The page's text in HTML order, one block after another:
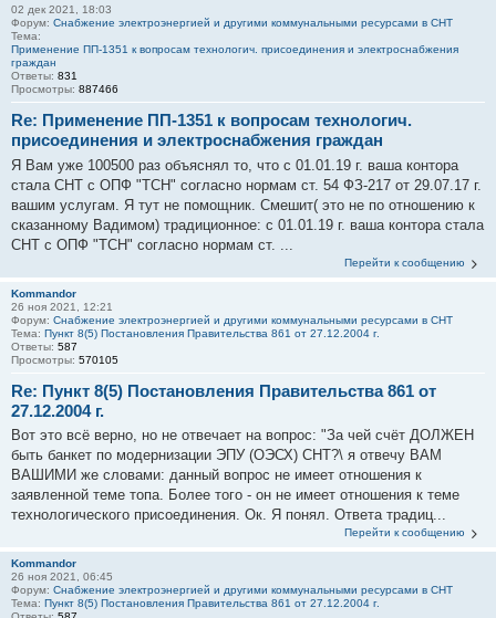
02 дек 2021, 18:03
Форум: Снабжение электроэнергией и другими коммунальными ресурсами в СНТ
Тема:
Применение ПП-1351 к вопросам технологич. присоединения и электроснабжения
граждан
Ответы: 831
Просмотры: 887466
Re: Применение ПП-1351 к вопросам технологич.
присоединения и электроснабжения граждан
Я Вам уже 100500 раз объяснял то, что с 01.01.19 г. ваша контора
стала СНТ с ОПФ "ТСН" согласно нормам ст. 54 ФЗ-217 от 29.07.17 г.
вашим услугам. Я тут не помощник. Смешит( это не по отношению к
сказанному Вадимом) традиционное: с 01.01.19 г. ваша контора стала
СНТ с ОПФ "ТСН" согласно нормам ст. ...
Перейти к сообщению
Kommandor
26 ноя 2021, 12:21
Форум: Снабжение электроэнергией и другими коммунальными ресурсами в СНТ
Тема: Пункт 8(5) Постановления Правительства 861 от 27.12.2004 г.
Ответы: 587
Просмотры: 570105
Re: Пункт 8(5) Постановления Правительства 861 от
27.12.2004 г.
Вот это всё верно, но не отвечает на вопрос: "За чей счёт ДОЛЖЕН
быть банкет по модернизации ЭПУ (ОЭСХ) СНТ?\ я отвечу ВАМ
ВАШИМИ же словами: данный вопрос не имеет отношения к
заявленной теме топа. Более того - он не имеет отношения к теме
технологического присоединения. Ок. Я понял. Ответа традиц...
Перейти к сообщению
Kommandor
26 ноя 2021, 06:45
Форум: Снабжение электроэнергией и другими коммунальными ресурсами в СНТ
Тема: Пункт 8(5) Постановления Правительства 861 от 27.12.2004 г.